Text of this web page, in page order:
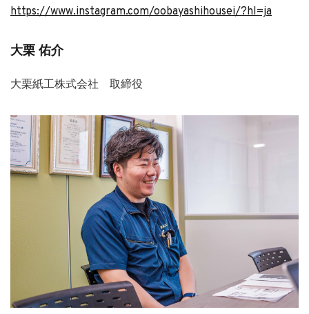
https://www.instagram.com/oobayashihousei/?hl=ja
大栗 佑介
大栗紙工株式会社 取締役